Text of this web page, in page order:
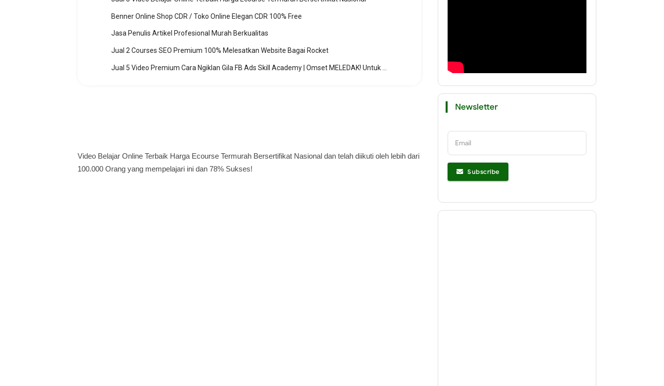
Benner Online Shop CDR / Toko Online Elegan CDR 100% Free
Jasa Penulis Artikel Profesional Murah Berkualitas
Jual 2 Courses SEO Premium 100% Melesatkan Website Bagai Rocket
Video Belajar Online Terbaik Harga Ecourse Termurah Bersertifikat Nasional dan telah diikuti oleh lebih dari
100.000 Orang yang mempelajari ini dan 78% Sukses!
Newsletter
Email
Subscribe